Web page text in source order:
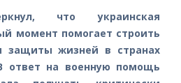
что украинская
момент помогает строить
жизней в странах
ответ на военную помощь